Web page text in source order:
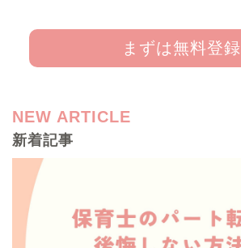
まずは無料登録
NEW ARTICLE
新着記事